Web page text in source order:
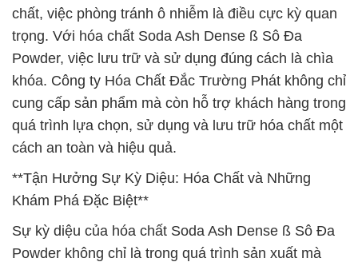
chất, việc phòng tránh ô nhiễm là điều cực kỳ quan
trọng. Với hóa chất Soda Ash Dense ß Sô Đa
Powder, việc lưu trữ và sử dụng đúng cách là chìa
khóa. Công ty Hóa Chất Đắc Trường Phát không chỉ
cung cấp sản phẩm mà còn hỗ trợ khách hàng trong
quá trình lựa chọn, sử dụng và lưu trữ hóa chất một
cách an toàn và hiệu quả.
**Tận Hưởng Sự Kỳ Diệu: Hóa Chất và Những
Khám Phá Đặc Biệt**
Sự kỳ diệu của hóa chất Soda Ash Dense ß Sô Đa
Powder không chỉ là trong quá trình sản xuất mà